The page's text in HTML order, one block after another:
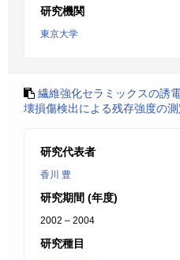
研究機関
東京大学
繊維強化セラミックスの誘
壊損傷検出による残存強度の測
研究代表者
香川 豊
研究期間 (年度)
2002 – 2004
研究種目